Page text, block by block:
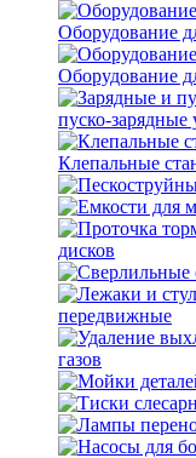
Оборудование
Оборудование
пуско-зарядные
Клепальные
дисков
передвижные
газов